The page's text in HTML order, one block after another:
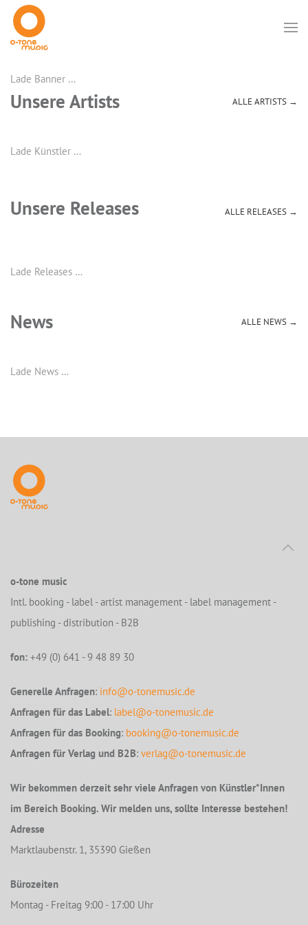
Lade Banner …
Unsere Artists ALLE ARTISTS →
Lade Künstler …
Unsere Releases ALLE RELEASES →
Lade Releases …
News ALLE NEWS →
Lade News …
o-tone music
Intl. booking - label - artist management - label management -
publishing - distribution - B2B
fon: +49 (0) 641 - 9 48 89 30
Generelle Anfragen: info@o-tonemusic.de
Anfragen für das Label: label@o-tonemusic.de
Anfragen für das Booking: booking@o-tonemusic.de
Anfragen für Verlag und B2B: verlag@o-tonemusic.de
Wir bekommen derzeit sehr viele Anfragen von Künstler*Innen
im Bereich Booking. Wir melden uns, sollte Interesse bestehen!
Adresse
Marktlaubenstr. 1, 35390 Gießen
Bürozeiten
Montag - Freitag 9:00 - 17:00 Uhr